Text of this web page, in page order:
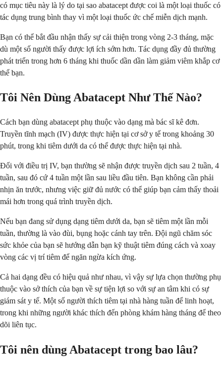
có mục tiêu này là lý do tại sao abatacept được coi là một loại thuốc có
tác dụng trung bình thay vì một loại thuốc ức chế miễn dịch mạnh.
Bạn có thể bắt đầu nhận thấy sự cải thiện trong vòng 2-3 tháng, mặc
dù một số người thấy được lợi ích sớm hơn. Tác dụng đầy đủ thường
phát triển trong hơn 6 tháng khi thuốc dần dần làm giảm viêm khắp cơ
thể bạn.
Tôi Nên Dùng Abatacept Như Thế Nào?
Cách bạn dùng abatacept phụ thuộc vào dạng mà bác sĩ kê đơn.
Truyền tĩnh mạch (IV) được thực hiện tại cơ sở y tế trong khoảng 30
phút, trong khi tiêm dưới da có thể được thực hiện tại nhà.
Đối với điều trị IV, bạn thường sẽ nhận được truyền dịch sau 2 tuần, 4
tuần, sau đó cứ 4 tuần một lần sau liều đầu tiên. Bạn không cần phải
nhịn ăn trước, nhưng việc giữ đủ nước có thể giúp bạn cảm thấy thoải
mái hơn trong quá trình truyền dịch.
Nếu bạn đang sử dụng dạng tiêm dưới da, bạn sẽ tiêm một lần mỗi
tuần, thường là vào đùi, bụng hoặc cánh tay trên. Đội ngũ chăm sóc
sức khỏe của bạn sẽ hướng dẫn bạn kỹ thuật tiêm đúng cách và xoay
vòng các vị trí tiêm để ngăn ngừa kích ứng.
Cả hai dạng đều có hiệu quả như nhau, vì vậy sự lựa chọn thường phụ
thuộc vào sở thích của bạn về sự tiện lợi so với sự an tâm khi có sự
giám sát y tế. Một số người thích tiêm tại nhà hàng tuần để linh hoạt,
trong khi những người khác thích đến phòng khám hàng tháng để theo
dõi liên tục.
Tôi nên dùng Abatacept trong bao lâu?